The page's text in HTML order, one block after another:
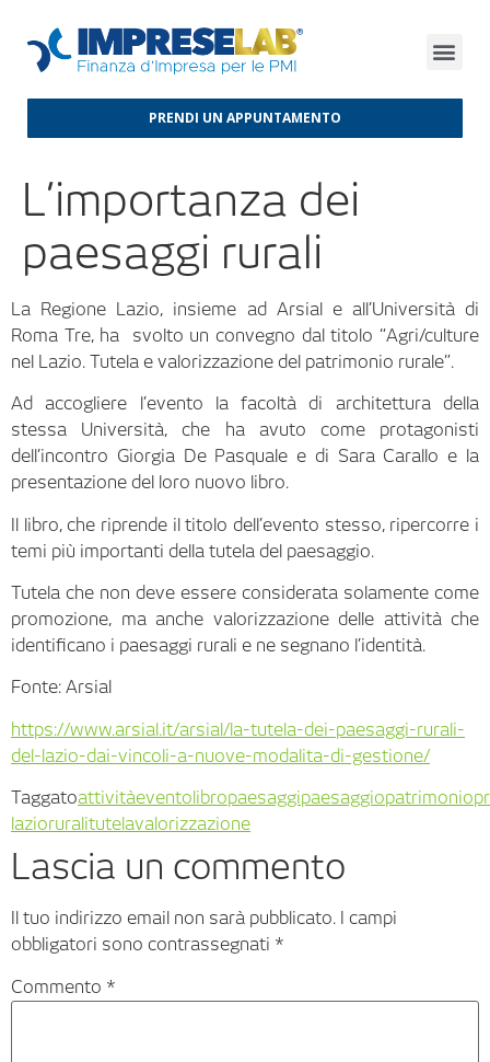
PRENDI UN APPUNTAMENTO
L’importanza dei
paesaggi rurali
La Regione Lazio, insieme ad Arsial e all’Università di
Roma Tre, ha svolto un convegno dal titolo “Agri/culture
nel Lazio. Tutela e valorizzazione del patrimonio rurale”.
Ad accogliere l’evento la facoltà di architettura della
stessa Università, che ha avuto come protagonisti
dell’incontro Giorgia De Pasquale e di Sara Carallo e la
presentazione del loro nuovo libro.
Il libro, che riprende il titolo dell’evento stesso, ripercorre i
temi più importanti della tutela del paesaggio.
Tutela che non deve essere considerata solamente come
promozione, ma anche valorizzazione delle attività che
identificano i paesaggi rurali e ne segnano l’identità.
Fonte: Arsial
https://www.arsial.it/arsial/la-tutela-dei-paesaggi-rurali-
del-lazio-dai-vincoli-a-nuove-modalita-di-gestione/
Taggatoattivitàeventolibropaesaggipaesaggiopatrimonio
lazioruralitutelavalorizzazione
Lascia un commento
Il tuo indirizzo email non sarà pubblicato. I campi
obbligatori sono contrassegnati *
Commento *